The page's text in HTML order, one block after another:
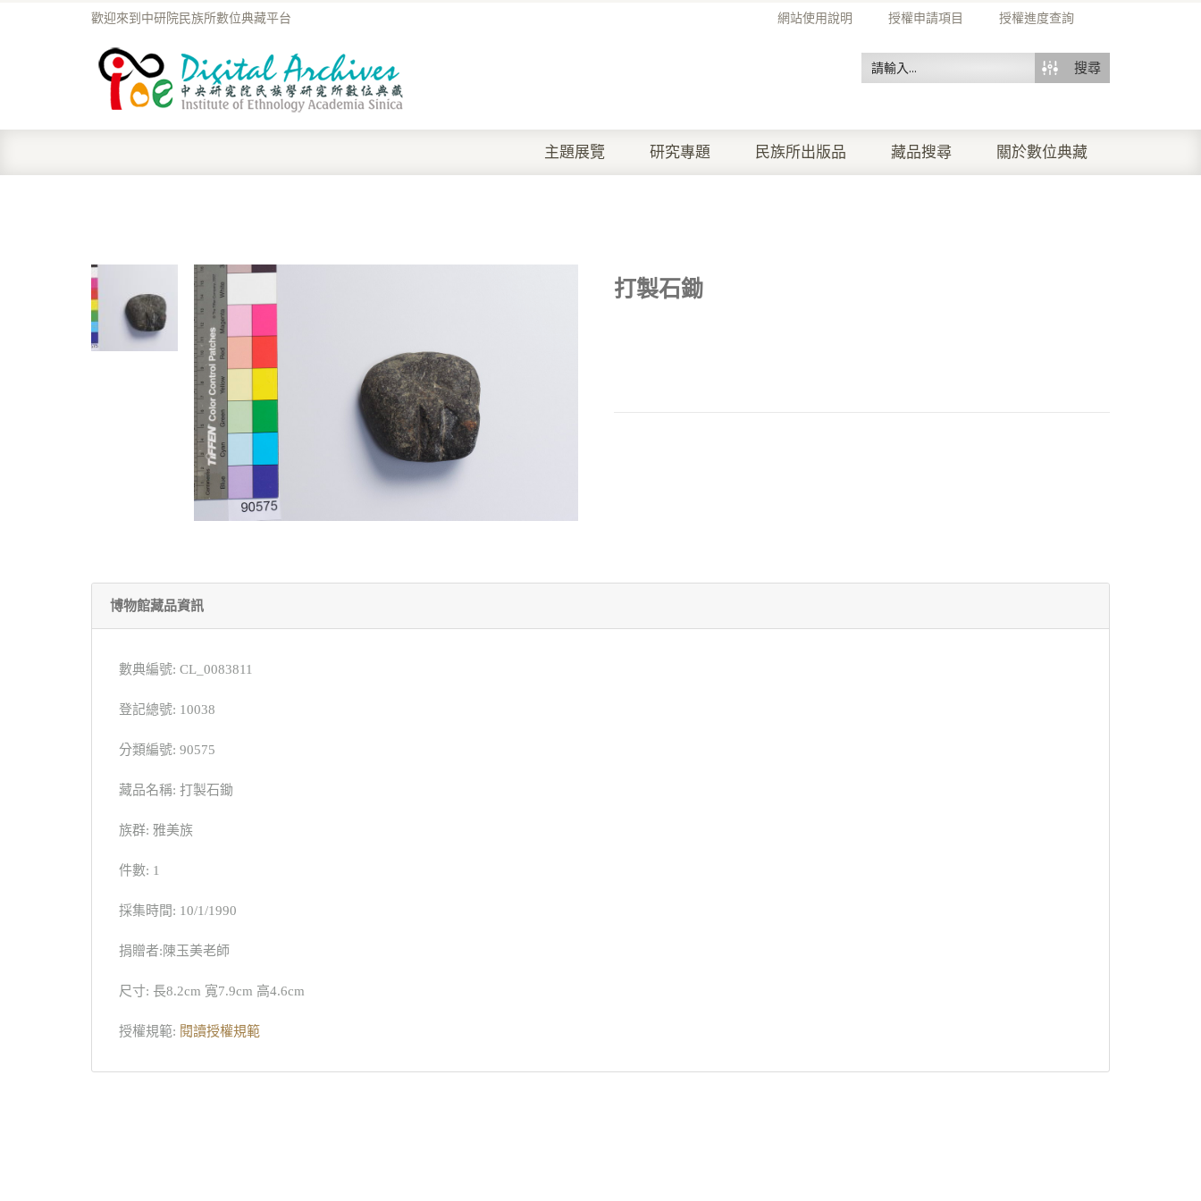
網站使用說明 授權申請項目 授權進度查詢
歡迎來到中研院民族所數位典藏平台
搜尋
主題展覽 研究專題 民族所出版品 藏品搜尋 關於數位典藏
打製石鋤
博物館藏品資訊
數典編號: CL_0083811
登記總號: 10038
分類編號: 90575
藏品名稱: 打製石鋤
族群: 雅美族
件數: 1
採集時間: 10/1/1990
捐贈者:陳玉美老師
尺寸: 長8.2cm 寬7.9cm 高4.6cm
授權規範: 閱讀授權規範